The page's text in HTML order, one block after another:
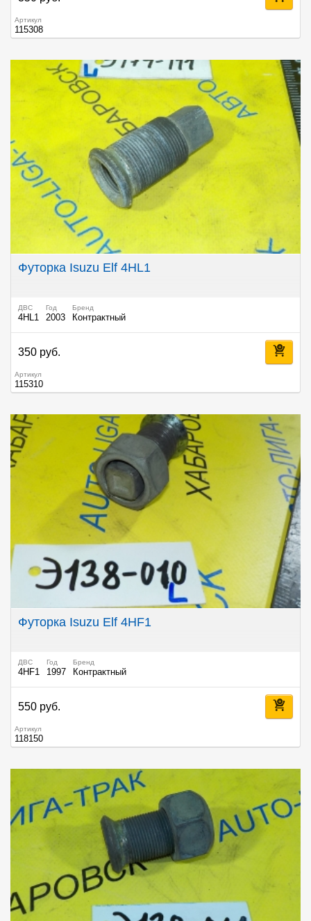
Артикул
115308
Футорка Isuzu Elf 4HL1
ДВС
4HL1
Год
2003
Бренд
Контрактный
350 руб.
Артикул
115310
Футорка Isuzu Elf 4HF1
ДВС
4HF1
Год
1997
Бренд
Контрактный
550 руб.
Артикул
118150